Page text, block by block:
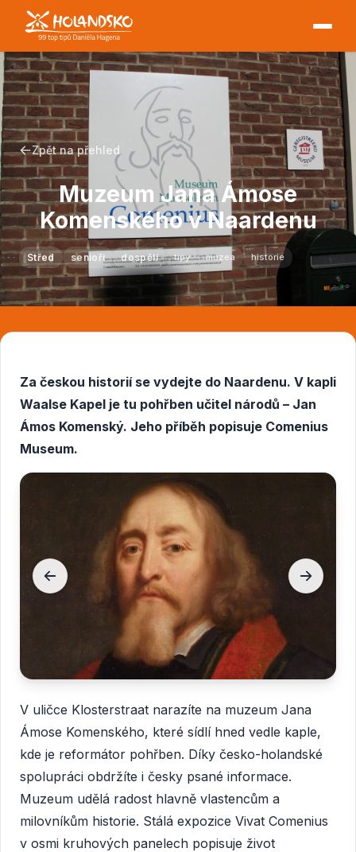
Zpět na přehled
Muzeum Jana Ámose
Komenského v Naardenu
Střed senioři dospělí tipy muzea historie
Za českou historií se vydejte do Naardenu. V kapli
Waalse Kapel je tu pohřben učitel národů – Jan
Ámos Komenský. Jeho příběh popisuje Comenius
Museum.
V uličce Klosterstraat narazíte na muzeum Jana
Ámose Komenského, které sídlí hned vedle kaple,
kde je reformátor pohřben. Díky česko-holandské
spolupráci obdržíte i česky psané informace.
Muzeum udělá radost hlavně vlastencům a
milovníkům historie. Stálá expozice Vivat Comenius
v osmi kruhových panelech popisuje život